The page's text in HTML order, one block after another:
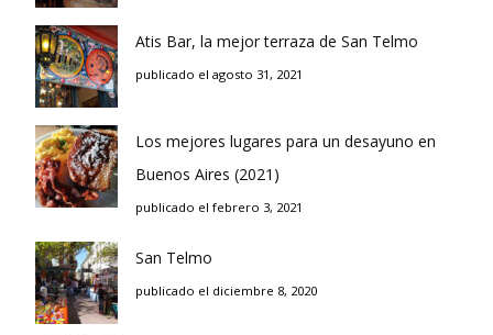
Atis Bar, la mejor terraza de San Telmo
publicado el agosto 31, 2021
Los mejores lugares para un desayuno en
Buenos Aires (2021)
publicado el febrero 3, 2021
San Telmo
publicado el diciembre 8, 2020